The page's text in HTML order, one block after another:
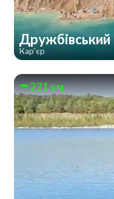
Дружбівський
Кар'єр
221 км